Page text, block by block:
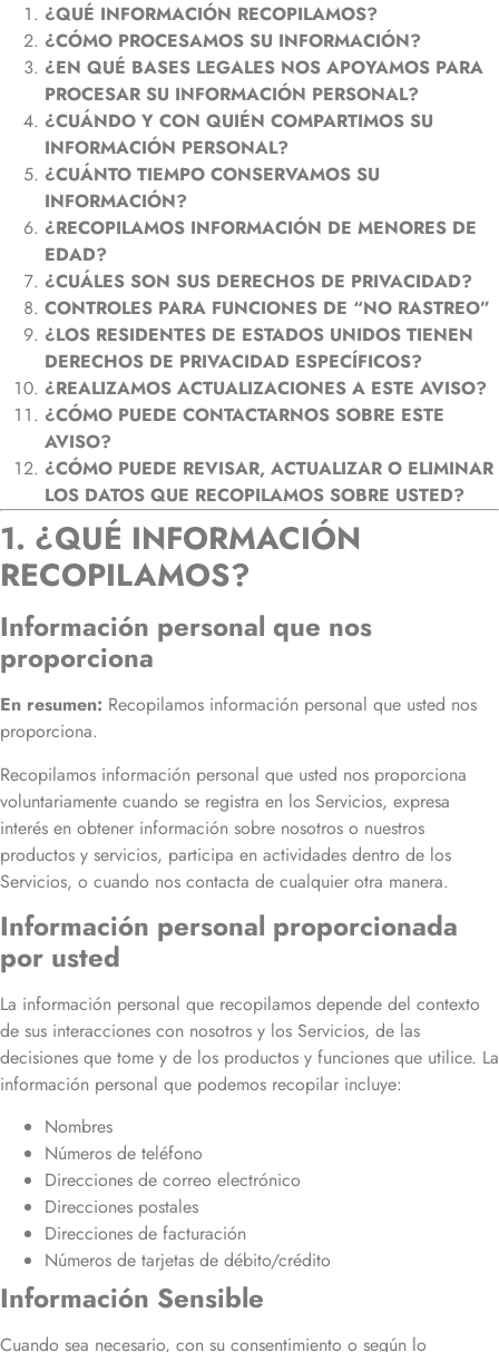
¿QUÉ INFORMACIÓN RECOPILAMOS?
¿CÓMO PROCESAMOS SU INFORMACIÓN?
¿EN QUÉ BASES LEGALES NOS APOYAMOS PARA
PROCESAR SU INFORMACIÓN PERSONAL?
¿CUÁNDO Y CON QUIÉN COMPARTIMOS SU
INFORMACIÓN PERSONAL?
¿CUÁNTO TIEMPO CONSERVAMOS SU
INFORMACIÓN?
¿RECOPILAMOS INFORMACIÓN DE MENORES DE
EDAD?
¿CUÁLES SON SUS DERECHOS DE PRIVACIDAD?
CONTROLES PARA FUNCIONES DE “NO RASTREO”
¿LOS RESIDENTES DE ESTADOS UNIDOS TIENEN
DERECHOS DE PRIVACIDAD ESPECÍFICOS?
¿REALIZAMOS ACTUALIZACIONES A ESTE AVISO?
¿CÓMO PUEDE CONTACTARNOS SOBRE ESTE
AVISO?
¿CÓMO PUEDE REVISAR, ACTUALIZAR O ELIMINAR
LOS DATOS QUE RECOPILAMOS SOBRE USTED?
1. ¿QUÉ INFORMACIÓN
RECOPILAMOS?
Información personal que nos
proporciona
En resumen: Recopilamos información personal que usted nos
proporciona.
Recopilamos información personal que usted nos proporciona
voluntariamente cuando se registra en los Servicios, expresa
interés en obtener información sobre nosotros o nuestros
productos y servicios, participa en actividades dentro de los
Servicios, o cuando nos contacta de cualquier otra manera.
Información personal proporcionada
por usted
La información personal que recopilamos depende del contexto
de sus interacciones con nosotros y los Servicios, de las
decisiones que tome y de los productos y funciones que utilice. La
información personal que podemos recopilar incluye:
Nombres
Números de teléfono
Direcciones de correo electrónico
Direcciones postales
Direcciones de facturación
Números de tarjetas de débito/crédito
Información Sensible
Cuando sea necesario, con su consentimiento o según lo